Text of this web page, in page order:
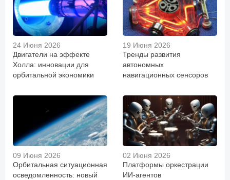
24 Июня 2026
Двигатели на эффекте
Холла: инновации для
орбитальной экономики
19 Июня 2026
Тренды развития
автономных
навигационных сенсоров
09 Июня 2026
Орбитальная ситуационная
осведомленность: новый
02 Июня 2026
Платформы оркестрации
ИИ-агентов